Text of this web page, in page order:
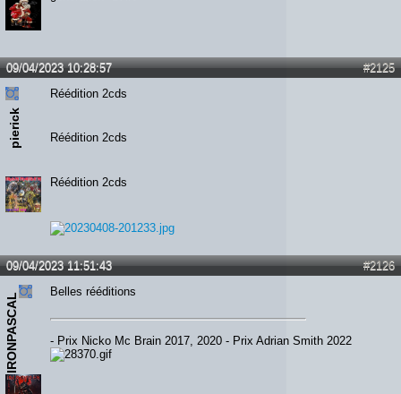
#2125
09/04/2023 10:28:57
pierick
Réédition 2cds
Réédition 2cds
Réédition 2cds
#2126
09/04/2023 11:51:43
IRONPASCAL
Belles rééditions
- Prix Nicko Mc Brain 2017, 2020 - Prix Adrian Smith 2022